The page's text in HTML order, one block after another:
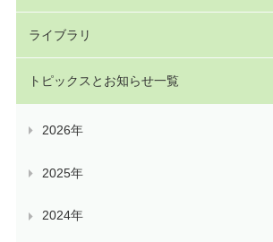
ライブラリ
トピックスとお知らせ一覧
2026年
2025年
2024年